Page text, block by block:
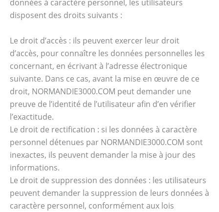
données à caractère personnel, les utilisateurs
disposent des droits suivants :
Le droit d’accès : ils peuvent exercer leur droit
d’accès, pour connaître les données personnelles les
concernant, en écrivant à l’adresse électronique
suivante. Dans ce cas, avant la mise en œuvre de ce
droit, NORMANDIE3000.COM peut demander une
preuve de l’identité de l’utilisateur afin d’en vérifier
l’exactitude.
Le droit de rectification : si les données à caractère
personnel détenues par NORMANDIE3000.COM sont
inexactes, ils peuvent demander la mise à jour des
informations.
Le droit de suppression des données : les utilisateurs
peuvent demander la suppression de leurs données à
caractère personnel, conformément aux lois